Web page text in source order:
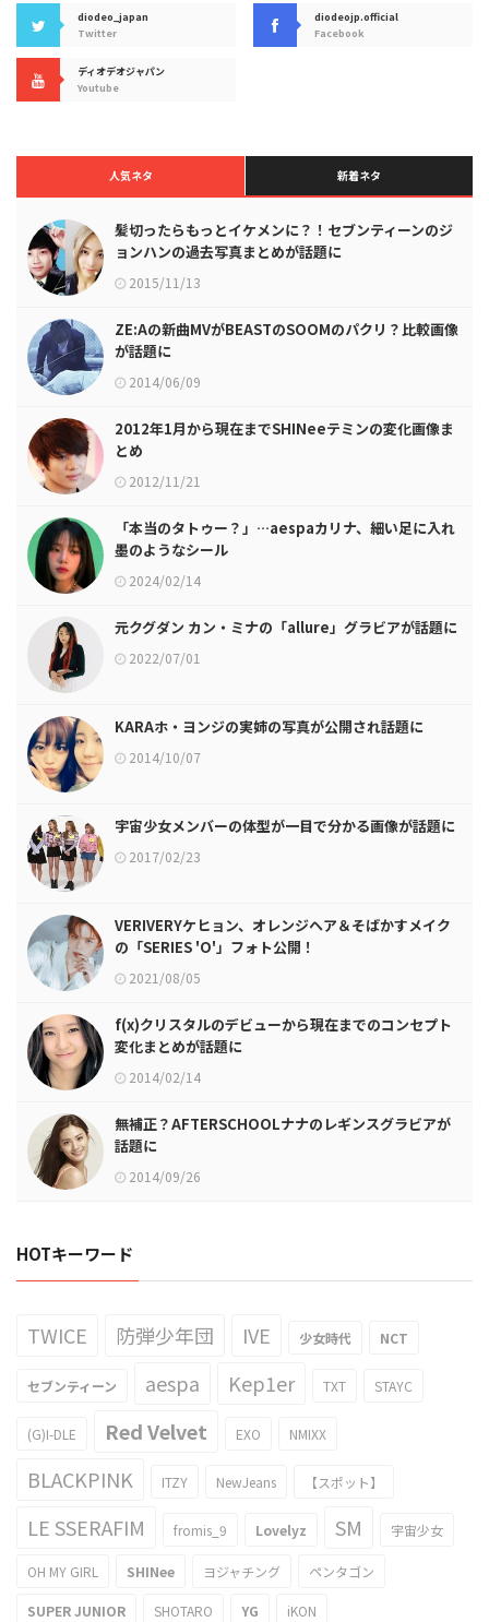
diodeo_japan
Twitter
diodeojp.official
Facebook
ディオデオジャパン
Youtube
人気ネタ 新着ネタ
髪切ったらもっとイケメンに？！セブンティーンのジ
ョンハンの過去写真まとめが話題に
2015/11/13
ZE:Aの新曲MVがBEASTのSOOMのパクリ？比較画像
が話題に
2014/06/09
2012年1月から現在までSHINeeテミンの変化画像ま
とめ
2012/11/21
「本当のタトゥー？」…aespaカリナ、細い足に入れ
墨のようなシール
2024/02/14
元クグダン カン・ミナの「allure」グラビアが話題に
2022/07/01
KARAホ・ヨンジの実姉の写真が公開され話題に
2014/10/07
宇宙少女メンバーの体型が一目で分かる画像が話題に
2017/02/23
VERIVERYケヒョン、オレンジヘア＆そばかすメイク
の「SERIES 'O'」フォト公開！
2021/08/05
f(x)クリスタルのデビューから現在までのコンセプト
変化まとめが話題に
2014/02/14
無補正？AFTERSCHOOLナナのレギンスグラビアが
話題に
2014/09/26
HOTキーワード
TWICE 防弾少年団 IVE 少女時代 NCT
セブンティーン aespa Kep1er TXT STAYC
(G)I-DLE Red Velvet EXO NMIXX
BLACKPINK ITZY NewJeans 【スポット】
LE SSERAFIM fromis_9 Lovelyz SM 宇宙少女
OH MY GIRL SHINee ヨジャチング ペンタゴン
SUPER JUNIOR SHOTARO YG iKON